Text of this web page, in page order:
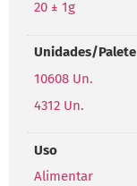
20 ± 1g
Unidades/Palete
10608 Un.
4312 Un.
Uso
Alimentar